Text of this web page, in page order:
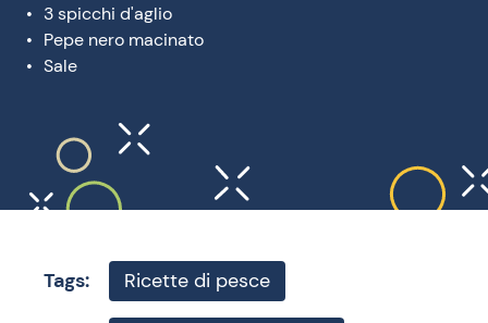
3 spicchi d'aglio
Pepe nero macinato
Sale
Tags: Ricette di pesce